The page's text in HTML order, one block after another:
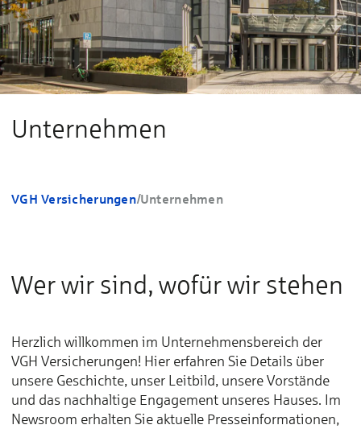
Unternehmen
VGH Versicherungen/Unternehmen
Wer wir sind, wofür wir stehen
Herzlich willkommen im Unternehmensbereich der
VGH Versicherungen! Hier erfahren Sie Details über
unsere Geschichte, unser Leitbild, unsere Vorstände
und das nachhaltige Engagement unseres Hauses. Im
Newsroom erhalten Sie aktuelle Presseinformationen,